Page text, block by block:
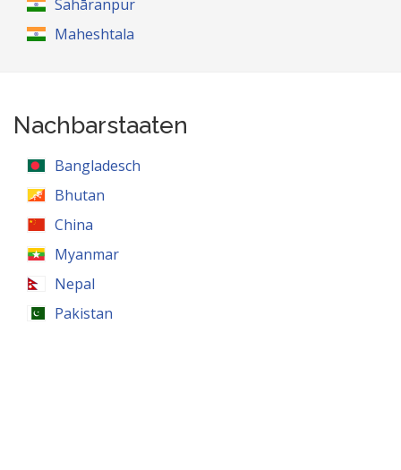
Sahāranpur
Maheshtala
Nachbarstaaten
Bangladesch
Bhutan
China
Myanmar
Nepal
Pakistan